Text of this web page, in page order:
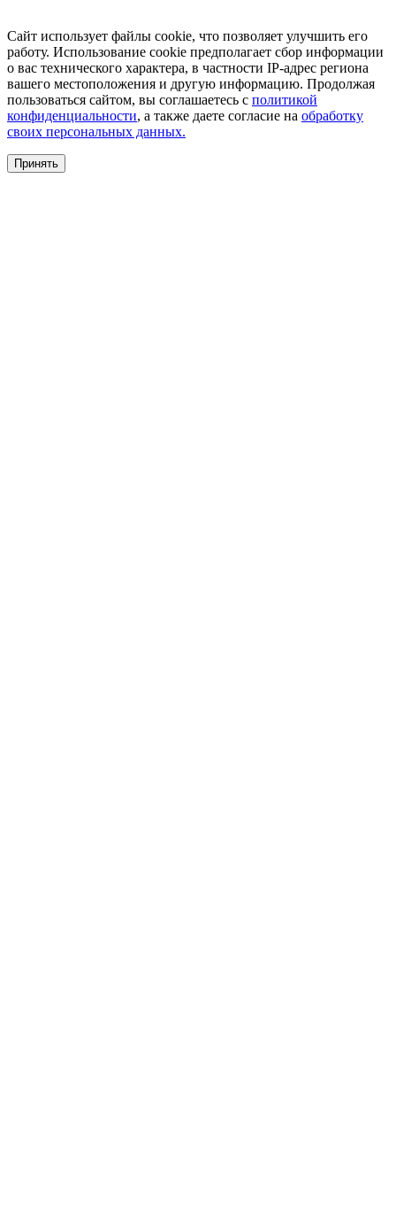
Сайт использует файлы cookie, что позволяет улучшить его
работу. Использование cookie предполагает сбор информации
о вас технического характера, в частности IP-адрес региона
вашего местоположения и другую информацию. Продолжая
пользоваться сайтом, вы соглашаетесь с политикой
конфиденциальности, а также даете согласие на обработку
своих персональных данных.
Принять